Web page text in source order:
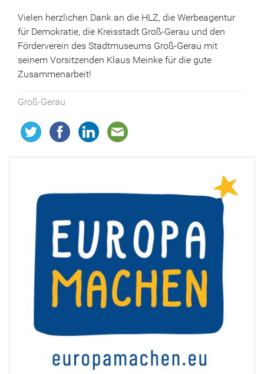
Vielen herzlichen Dank an die HLZ, die Werbeagentur
für Demokratie, die Kreisstadt Groß-Gerau und den
Förderverein des Stadtmuseums Groß-Gerau mit
seinem Vorsitzenden Klaus Meinke für die gute
Zusammenarbeit!
Groß-Gerau